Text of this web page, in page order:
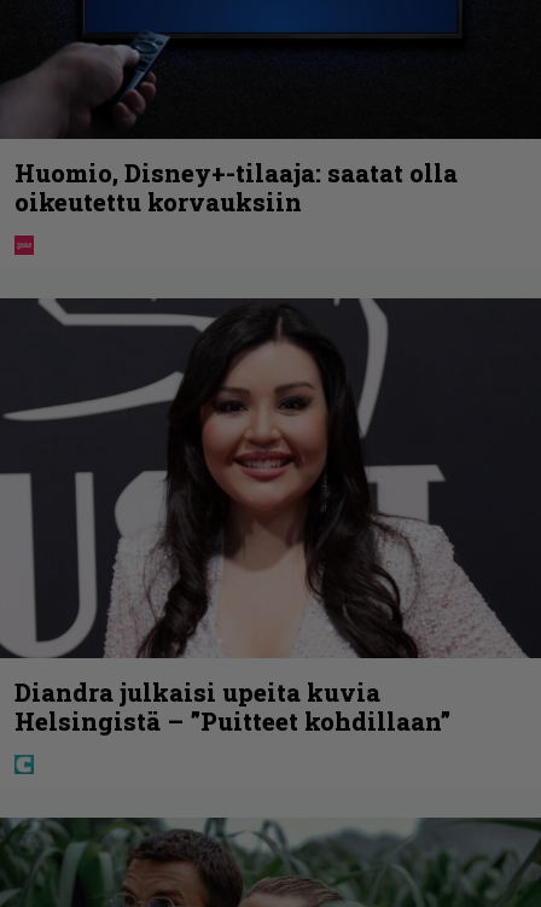
Huomio, Disney+-tilaaja: saatat olla
oikeutettu korvauksiin
Diandra julkaisi upeita kuvia
Helsingistä – ”Puitteet kohdillaan”